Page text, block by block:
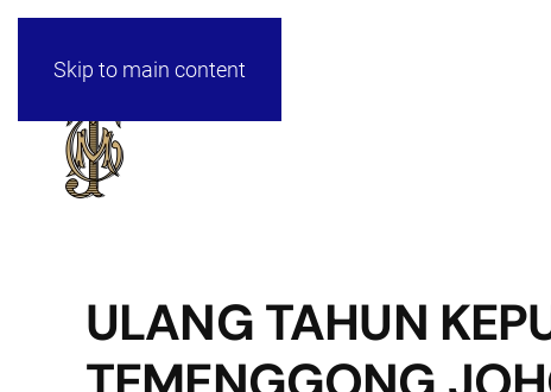
Skip to main content
ULANG TAHUN